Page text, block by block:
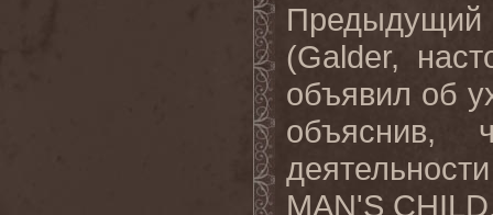
Предыдущий
(Galder,
объявил об
объяснив,
MAN'S